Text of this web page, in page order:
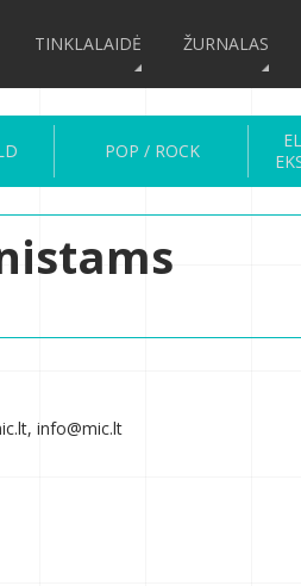
TINKLALAIDĖ ŽURNALAS
POP / ROCK
info@mic.lt